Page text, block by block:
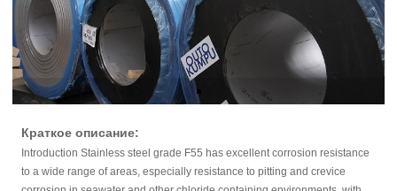
Краткое описание:
Introduction Stainless steel grade F55 has excellent corrosion resistance
to a wide range of areas, especially resistance to pitting and crevice